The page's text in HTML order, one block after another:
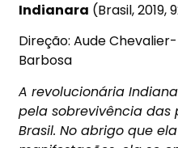
Indianara (Brasil, 2019,
Direção: Aude
Barbosa
A revolucionária
pela sobrevivência das
Brasil. No abrigo que